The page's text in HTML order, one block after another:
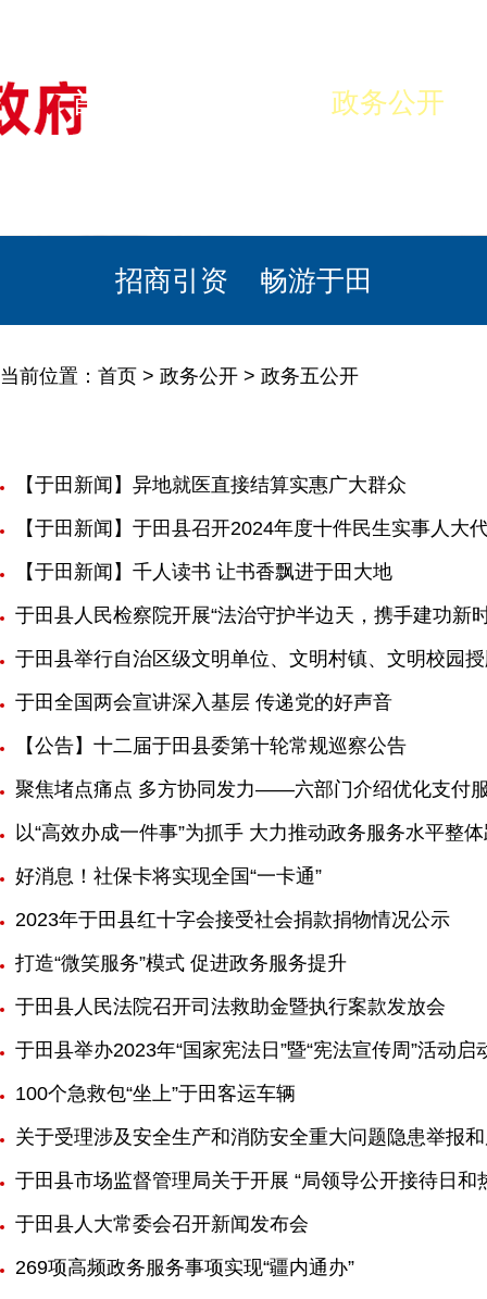
首页 政务公开
招商引资 畅游于田
当前位置： 首页 > 政务公开 > 政务五公开
【于田新闻】异地就医直接结算实惠广大群众
【于田新闻】于田县召开2024年度十件民生实事人大
【于田新闻】千人读书 让书香飘进于田大地
于田县人民检察院开展“法治守护半边天，携手建功新
于田县举行自治区级文明单位、文明村镇、文明校园
于田全国两会宣讲深入基层 传递党的好声音
【公告】十二届于田县委第十轮常规巡察公告
聚焦堵点痛点 多方协同发力——六部门介绍优化支付
以“高效办成一件事”为抓手 大力推动政务服务水平整
好消息！社保卡将实现全国“一卡通”
2023年于田县红十字会接受社会捐款捐物情况公示
打造“微笑服务”模式 促进政务服务提升
于田县人民法院召开司法救助金暨执行案款发放会
于田县举办2023年“国家宪法日”暨“宪法宣传周”活动启
100个急救包“坐上”于田客运车辆
关于受理涉及安全生产和消防安全重大问题隐患举报
于田县市场监督管理局关于开展 “局领导公开接待日和
于田县人大常委会召开新闻发布会
269项高频政务服务事项实现“疆内通办”